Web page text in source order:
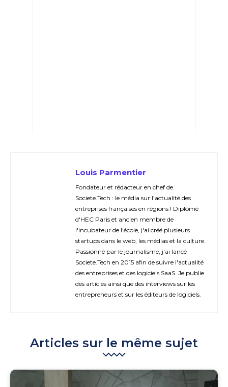
Louis Parmentier
Fondateur et rédacteur en chef de
Societe.Tech : le média sur l’actualité des
entreprises françaises en régions ! Diplômé
d'HEC Paris et ancien membre de
l'incubateur de l'école, j'ai créé plusieurs
startups dans le web, les médias et la culture.
Passionné par le journalisme, j'ai lancé
Societe.Tech en 2015 afin de suivre l'actualité
des entreprises et des logiciels SaaS. Je publie
des articles ainsi que des interviews sur les
entrepreneurs et sur les éditeurs de logiciels.
Articles sur le même sujet